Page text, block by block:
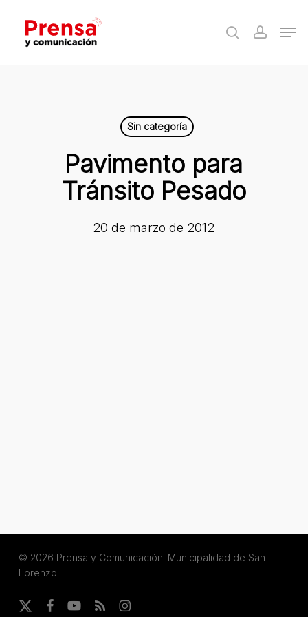
main
search
Sin categoría
Pavimento para
Tránsito Pesado
20 de marzo de 2012
© 2026 Prensa y Comunicación. Municipalidad de San
Lorenzo.
x-
facebookyoutube
RSS instagram